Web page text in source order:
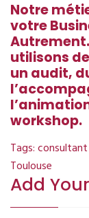
Notre
votre
utilisons
un audit,
workshop.
Tags:consultant
Toulouse
Add